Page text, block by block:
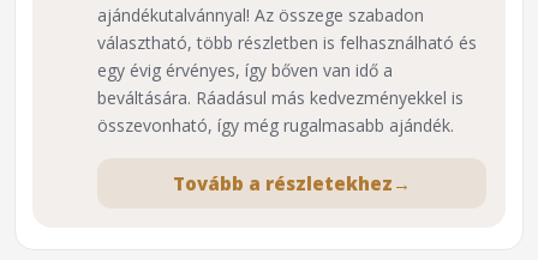
ajándékutalvánnyal! Az összege szabadon
választható, több részletben is felhasználható és
egy évig érvényes, így bőven van idő a
beváltására. Ráadásul más kedvezményekkel is
összevonható, így még rugalmasabb ajándék.
Tovább a részletekhez →